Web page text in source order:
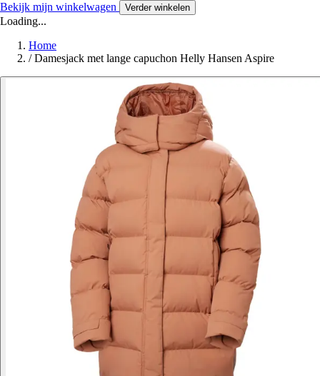
Bekijk mijn winkelwagen Verder winkelen
Loading...
Home
/ Damesjack met lange capuchon Helly Hansen Aspire